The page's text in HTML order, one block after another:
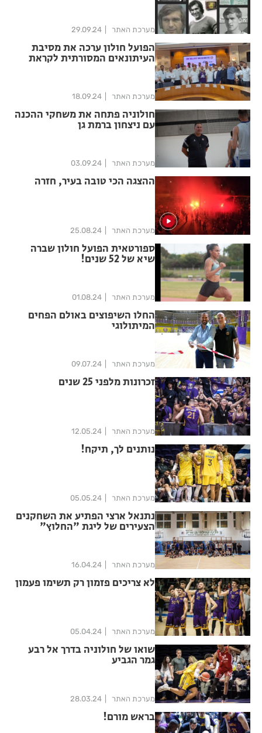
מערכת האתר 29.09.24
הפועל חולון ערכה את מסיבת
העיתונאים המסורתית לקראת
מערכת האתר 18.09.24
חולוניה פתחה את משחקי ההכנה
עם ניצחון ברמת גן
מערכת האתר 03.09.24
ההצגה הכי טובה בעיר, חזרה
מערכת האתר 25.08.24
ספורטאית הפועל חולון שברה
שיא של 52 שנים!
מערכת האתר 01.08.24
החלו השיפוצים באולם הפחים
המיתולוגי
מערכת האתר 09.07.24
זכרונות מלפני 25 שנים
מערכת האתר 12.05.24
נותנים לך, תיקח!
מערכת האתר 05.05.24
נתנאל ארצי הפתיע את השחקנים
הצעירים של ליגת "החלוץ"
מערכת האתר 16.04.24
לא צריכים פזמון רק תשימו פעמון
מערכת האתר 05.04.24
שואו של חולוניה בדרך אל רבע
גמר הגביע
מערכת האתר 28.03.24
בראש מורם!